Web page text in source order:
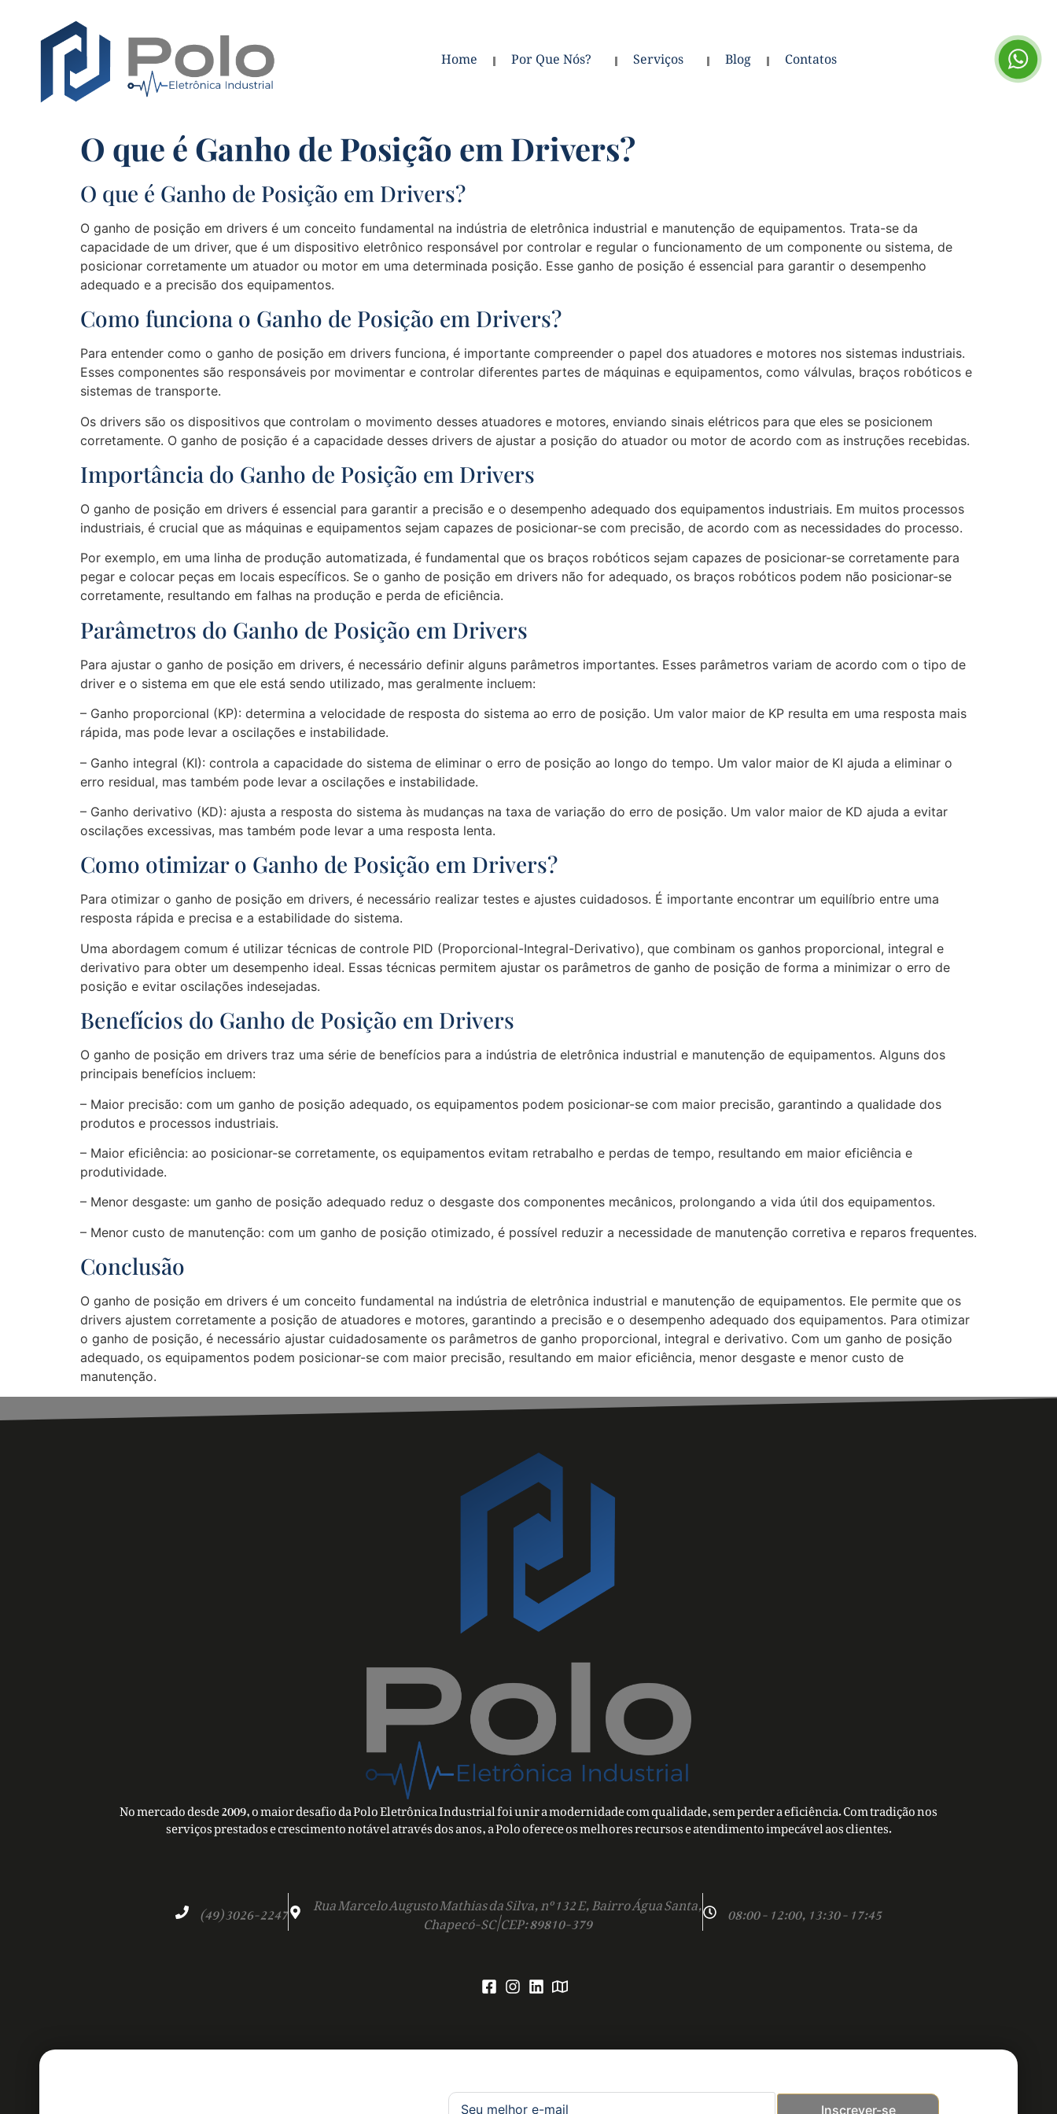
Home Por Que Nós? Serviços Blog Contatos
O que é Ganho de Posição em Drivers?
O que é Ganho de Posição em Drivers?
O ganho de posição em drivers é um conceito fundamental na indústria de eletrônica industrial e manutenção de equipamentos. Trata-se da
capacidade de um driver, que é um dispositivo eletrônico responsável por controlar e regular o funcionamento de um componente ou sistema, de
posicionar corretamente um atuador ou motor em uma determinada posição. Esse ganho de posição é essencial para garantir o desempenho
adequado e a precisão dos equipamentos.
Como funciona o Ganho de Posição em Drivers?
Para entender como o ganho de posição em drivers funciona, é importante compreender o papel dos atuadores e motores nos sistemas industriais.
Esses componentes são responsáveis por movimentar e controlar diferentes partes de máquinas e equipamentos, como válvulas, braços robóticos e
sistemas de transporte.
Os drivers são os dispositivos que controlam o movimento desses atuadores e motores, enviando sinais elétricos para que eles se posicionem
corretamente. O ganho de posição é a capacidade desses drivers de ajustar a posição do atuador ou motor de acordo com as instruções recebidas.
Importância do Ganho de Posição em Drivers
O ganho de posição em drivers é essencial para garantir a precisão e o desempenho adequado dos equipamentos industriais. Em muitos processos
industriais, é crucial que as máquinas e equipamentos sejam capazes de posicionar-se com precisão, de acordo com as necessidades do processo.
Por exemplo, em uma linha de produção automatizada, é fundamental que os braços robóticos sejam capazes de posicionar-se corretamente para
pegar e colocar peças em locais específicos. Se o ganho de posição em drivers não for adequado, os braços robóticos podem não posicionar-se
corretamente, resultando em falhas na produção e perda de eficiência.
Parâmetros do Ganho de Posição em Drivers
Para ajustar o ganho de posição em drivers, é necessário definir alguns parâmetros importantes. Esses parâmetros variam de acordo com o tipo de
driver e o sistema em que ele está sendo utilizado, mas geralmente incluem:
– Ganho proporcional (KP): determina a velocidade de resposta do sistema ao erro de posição. Um valor maior de KP resulta em uma resposta mais
rápida, mas pode levar a oscilações e instabilidade.
– Ganho integral (KI): controla a capacidade do sistema de eliminar o erro de posição ao longo do tempo. Um valor maior de KI ajuda a eliminar o
erro residual, mas também pode levar a oscilações e instabilidade.
– Ganho derivativo (KD): ajusta a resposta do sistema às mudanças na taxa de variação do erro de posição. Um valor maior de KD ajuda a evitar
oscilações excessivas, mas também pode levar a uma resposta lenta.
Como otimizar o Ganho de Posição em Drivers?
Para otimizar o ganho de posição em drivers, é necessário realizar testes e ajustes cuidadosos. É importante encontrar um equilíbrio entre uma
resposta rápida e precisa e a estabilidade do sistema.
Uma abordagem comum é utilizar técnicas de controle PID (Proporcional-Integral-Derivativo), que combinam os ganhos proporcional, integral e
derivativo para obter um desempenho ideal. Essas técnicas permitem ajustar os parâmetros de ganho de posição de forma a minimizar o erro de
posição e evitar oscilações indesejadas.
Benefícios do Ganho de Posição em Drivers
O ganho de posição em drivers traz uma série de benefícios para a indústria de eletrônica industrial e manutenção de equipamentos. Alguns dos
principais benefícios incluem:
– Maior precisão: com um ganho de posição adequado, os equipamentos podem posicionar-se com maior precisão, garantindo a qualidade dos
produtos e processos industriais.
– Maior eficiência: ao posicionar-se corretamente, os equipamentos evitam retrabalho e perdas de tempo, resultando em maior eficiência e
produtividade.
– Menor desgaste: um ganho de posição adequado reduz o desgaste dos componentes mecânicos, prolongando a vida útil dos equipamentos.
– Menor custo de manutenção: com um ganho de posição otimizado, é possível reduzir a necessidade de manutenção corretiva e reparos frequentes.
Conclusão
O ganho de posição em drivers é um conceito fundamental na indústria de eletrônica industrial e manutenção de equipamentos. Ele permite que os
drivers ajustem corretamente a posição de atuadores e motores, garantindo a precisão e o desempenho adequado dos equipamentos. Para otimizar
o ganho de posição, é necessário ajustar cuidadosamente os parâmetros de ganho proporcional, integral e derivativo. Com um ganho de posição
adequado, os equipamentos podem posicionar-se com maior precisão, resultando em maior eficiência, menor desgaste e menor custo de
manutenção.
No mercado desde 2009, o maior desafio da Polo Eletrônica Industrial foi unir a modernidade com qualidade, sem perder a eficiência. Com tradição nos
serviços prestados e crescimento notável através dos anos, a Polo oferece os melhores recursos e atendimento impecável aos clientes.
(49) 3026-2247 Rua Marcelo Augusto Mathias da Silva, nº 132 E, Bairro Água Santa,
Chapecó-SC | CEP: 89810-379 08:00 - 12:00, 13:30 - 17:45
Inscrever-se